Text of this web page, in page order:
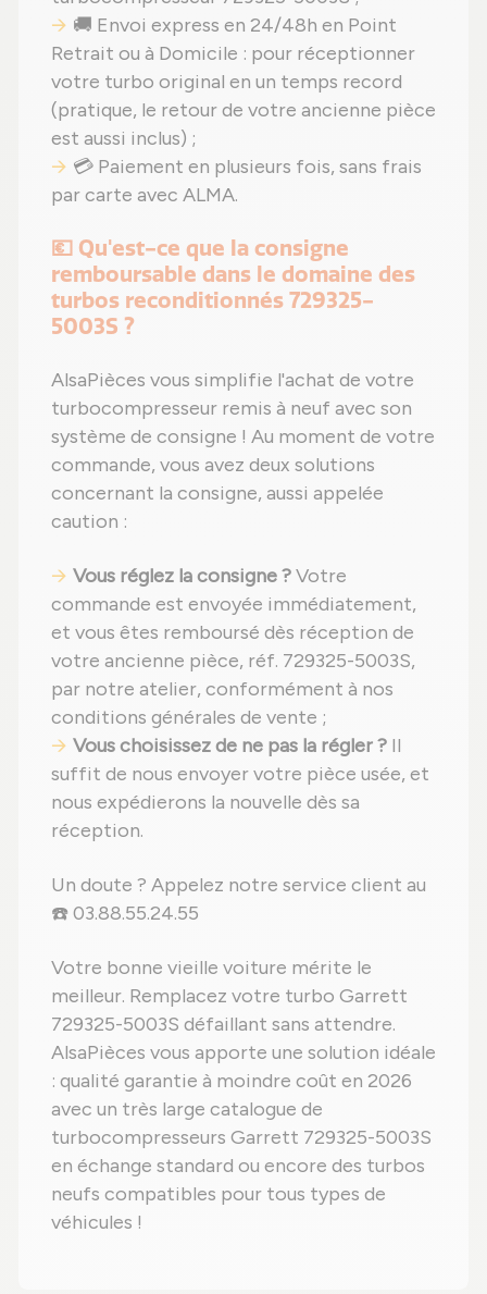
🚚 Envoi express en 24/48h en Point
Retrait ou à Domicile : pour réceptionner
votre turbo original en un temps record
(pratique, le retour de votre ancienne pièce
est aussi inclus) ;
💳 Paiement en plusieurs fois, sans frais
par carte avec ALMA.
💶 Qu'est-ce que la consigne
remboursable dans le domaine des
turbos reconditionnés 729325-
5003S ?
AlsaPièces vous simplifie l'achat de votre
turbocompresseur remis à neuf avec son
système de consigne ! Au moment de votre
commande, vous avez deux solutions
concernant la consigne, aussi appelée
caution :
Vous réglez la consigne ?Votre
commande est envoyée immédiatement,
et vous êtes remboursé dès réception de
votre ancienne pièce, réf. 729325-5003S,
par notre atelier, conformément à nos
conditions générales de vente ;
Vous choisissez de ne pas la régler ? Il
suffit de nous envoyer votre pièce usée, et
nous expédierons la nouvelle dès sa
réception.
Un doute ? Appelez notre service client au
☎️ 03.88.55.24.55
Votre bonne vieille voiture mérite le
meilleur. Remplacez votre turbo Garrett
729325-5003S défaillant sans attendre.
AlsaPièces vous apporte une solution idéale
: qualité garantie à moindre coût en 2026
avec un très large catalogue de
turbocompresseurs Garrett 729325-5003S
en échange standard ou encore des turbos
neufs compatibles pour tous types de
véhicules !